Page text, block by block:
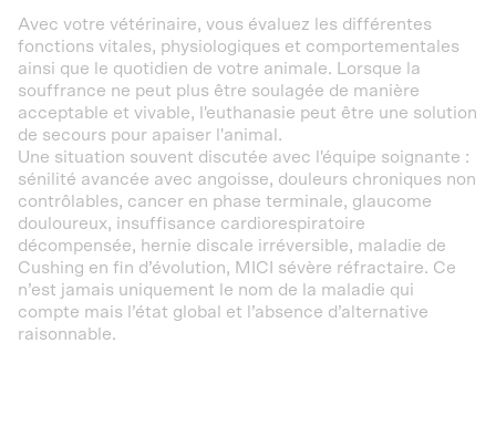
Avec votre vétérinaire, vous évaluez les différentes
fonctions vitales, physiologiques et comportementales
ainsi que le quotidien de votre animale. Lorsque la
souffrance ne peut plus être soulagée de manière
acceptable et vivable, l'euthanasie peut être une solution
de secours pour apaiser l'animal.
Une situation souvent discutée avec l'équipe soignante :
sénilité avancée avec angoisse, douleurs chroniques non
contrôlables, cancer en phase terminale, glaucome
douloureux, insuffisance cardiorespiratoire
décompensée, hernie discale irréversible, maladie de
Cushing en fin d’évolution, MICI sévère réfractaire. Ce
n’est jamais uniquement le nom de la maladie qui
compte mais l’état global et l’absence d’alternative
raisonnable.